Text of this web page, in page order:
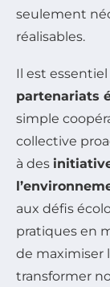
seulement
réalisables.
Il est
partenariats
simple
collective
à des
aux défis
pratiques en
de maximiser
transformer